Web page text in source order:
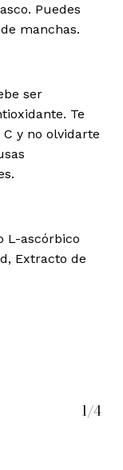
Puedes
manchas.
ser
Te
y no olvidarte
L-ascórbico
Extracto de
1/4